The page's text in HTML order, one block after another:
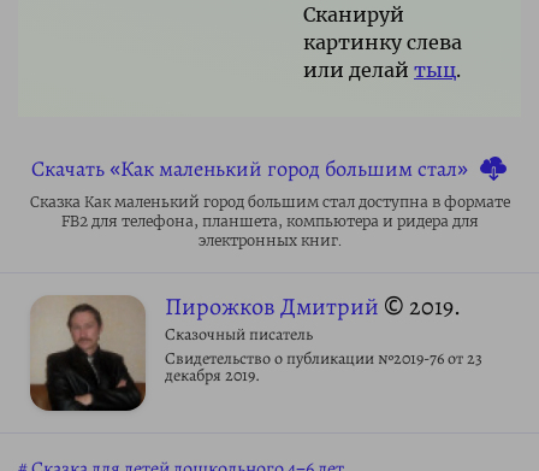
Сканируй
картинку слева
или делай тыц.
Скачать «Как маленький город большим стал»
Сказка Как маленький город большим стал доступна в формате
FB2 для телефона, планшета, компьютера и ридера для
электронных книг.
Пирожков Дмитрий © 2019.
Сказочный писатель
Свидетельство о публикации №2019-76 от 23
декабря 2019.